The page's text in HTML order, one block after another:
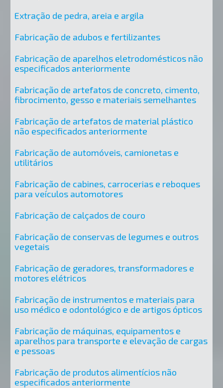
Extração de pedra, areia e argila
Fabricação de adubos e fertilizantes
Fabricação de aparelhos eletrodomésticos não
especificados anteriormente
Fabricação de artefatos de concreto, cimento,
fibrocimento, gesso e materiais semelhantes
Fabricação de artefatos de material plástico
não especificados anteriormente
Fabricação de automóveis, camionetas e
utilitários
Fabricação de cabines, carrocerias e reboques
para veículos automotores
Fabricação de calçados de couro
Fabricação de conservas de legumes e outros
vegetais
Fabricação de geradores, transformadores e
motores elétricos
Fabricação de instrumentos e materiais para
uso médico e odontológico e de artigos ópticos
Fabricação de máquinas, equipamentos e
aparelhos para transporte e elevação de cargas
e pessoas
Fabricação de produtos alimentícios não
especificados anteriormente